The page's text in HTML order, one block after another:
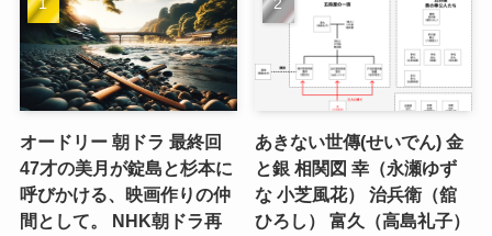
オードリー 朝ドラ 最終回
47才の美月が錠島と杉本に
呼びかける、映画作りの仲
間として。 NHK朝ドラ再
あきない世傳(せいでん) 金
と銀 相関図 幸（永瀬ゆず
な 小芝風花） 治兵衛（舘
ひろし） 富久（高島礼子）